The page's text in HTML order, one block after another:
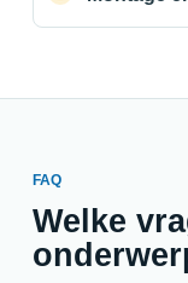
FAQ
Welke